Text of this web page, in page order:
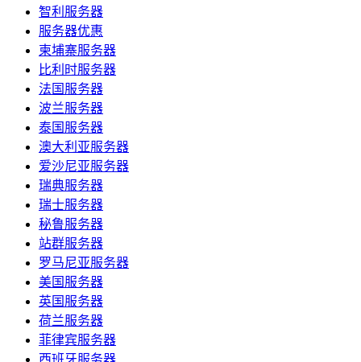
智利服务器
服务器优惠
柬埔寨服务器
比利时服务器
法国服务器
波兰服务器
泰国服务器
澳大利亚服务器
爱沙尼亚服务器
瑞典服务器
瑞士服务器
秘鲁服务器
站群服务器
罗马尼亚服务器
美国服务器
英国服务器
荷兰服务器
菲律宾服务器
西班牙服务器